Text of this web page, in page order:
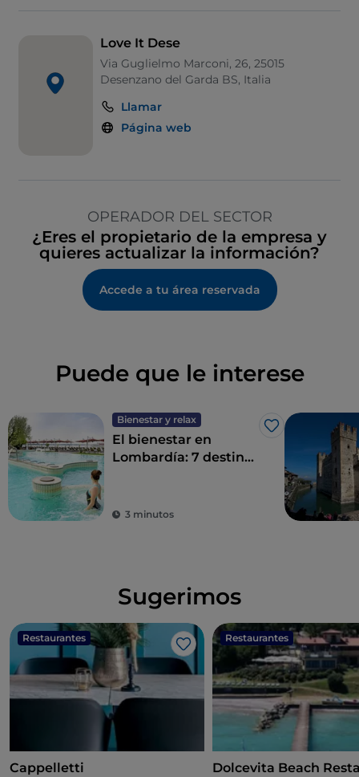
Love It Dese
Via Guglielmo Marconi, 26, 25015
Desenzano del Garda BS, Italia
Llamar
Página web
OPERADOR DEL SECTOR
¿Eres el propietario de la empresa y
quieres actualizar la información?
Accede a tu área reservada
Puede que le interese
Bienestar y relax
Me gusta
El bienestar en
Lombardía: 7 destinos
3 minutos
Sugerimos
Restaurantes
Me gusta
Cappelletti
Restaurantes
Dolcevita Beach